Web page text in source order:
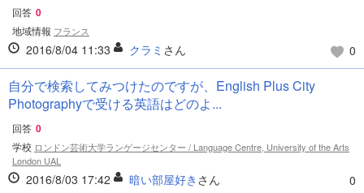
回答 0
地域情報 フランス
2016/8/04 11:33 クラミ さん 0
自分で検索してみつけたのですが、English Plus City
Photographyで受ける英語はどのよ...
回答 0
学校 ロンドン芸術大学ランゲージセンター / Language Centre, University of the Arts
London UAL
2016/8/03 17:42 暗い部屋好き さん 0